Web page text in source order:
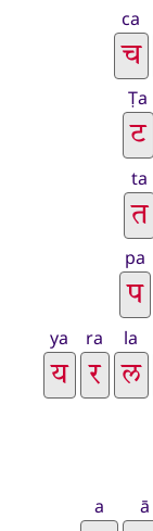
ca
Ṭa
ta
pa
ya ra la
a ā